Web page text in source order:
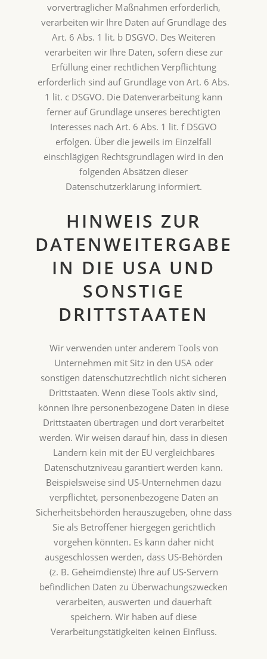
vorvertraglicher Maßnahmen erforderlich,
verarbeiten wir Ihre Daten auf Grundlage des
Art. 6 Abs. 1 lit. b DSGVO. Des Weiteren
verarbeiten wir Ihre Daten, sofern diese zur
Erfüllung einer rechtlichen Verpflichtung
erforderlich sind auf Grundlage von Art. 6 Abs.
1 lit. c DSGVO. Die Datenverarbeitung kann
ferner auf Grundlage unseres berechtigten
Interesses nach Art. 6 Abs. 1 lit. f DSGVO
erfolgen. Über die jeweils im Einzelfall
einschlägigen Rechtsgrundlagen wird in den
folgenden Absätzen dieser
Datenschutzerklärung informiert.
HINWEIS ZUR
DATENWEITERGABE
IN DIE USA UND
SONSTIGE
DRITTSTAATEN
Wir verwenden unter anderem Tools von
Unternehmen mit Sitz in den USA oder
sonstigen datenschutzrechtlich nicht sicheren
Drittstaaten. Wenn diese Tools aktiv sind,
können Ihre personenbezogene Daten in diese
Drittstaaten übertragen und dort verarbeitet
werden. Wir weisen darauf hin, dass in diesen
Ländern kein mit der EU vergleichbares
Datenschutzniveau garantiert werden kann.
Beispielsweise sind US-Unternehmen dazu
verpflichtet, personenbezogene Daten an
Sicherheitsbehörden herauszugeben, ohne dass
Sie als Betroffener hiergegen gerichtlich
vorgehen könnten. Es kann daher nicht
ausgeschlossen werden, dass US-Behörden
(z. B. Geheimdienste) Ihre auf US-Servern
befindlichen Daten zu Überwachungszwecken
verarbeiten, auswerten und dauerhaft
speichern. Wir haben auf diese
Verarbeitungstätigkeiten keinen Einfluss.